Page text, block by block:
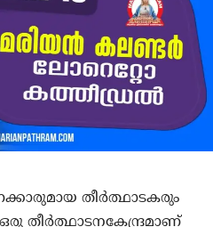
തീര്‍ത്ഥാടകരും
തീര്‍ത്ഥാടനകേന്ദ്രമാണ്